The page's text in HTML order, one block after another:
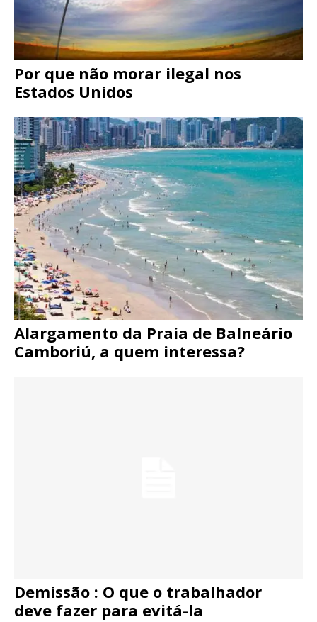
Por que não morar ilegal nos
Estados Unidos
Alargamento da Praia de Balneário
Camboriú, a quem interessa?
Demissão : O que o trabalhador
deve fazer para evitá-la